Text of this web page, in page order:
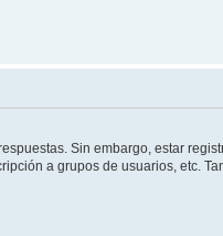
Sin embargo, estar
a grupos de usuarios, etc.